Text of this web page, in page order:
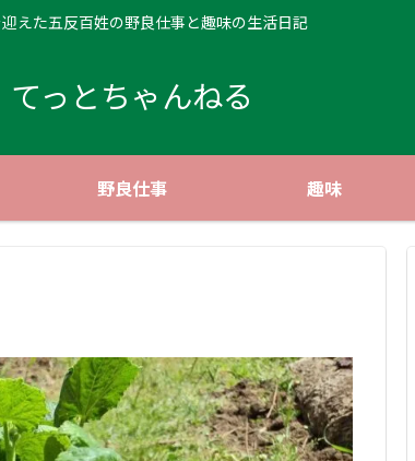
えた五反百姓の野良仕事と趣味の生活日記
てっとちゃんねる
野良仕事 趣味